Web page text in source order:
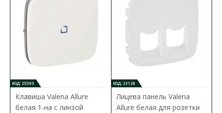
Розетка Schneider Unica слоновая кость 1-я TV
Доступность: В наличии
КОД: 25593
Клавиша Valena Allure
белая 1-на с линзой
КОД: 23128
Лицева панель Valena
Allure белая для розетки